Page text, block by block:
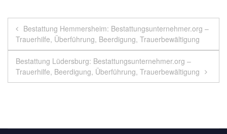
Beitragsnavigation
Bestattung Hemmersheim: Bestattungsunternehmer.org –
Trauerhilfe, Überführung, Beerdigung, Trauerbewältigung
Bestattung Lüdersburg: Bestattungsunternehmer.org –
Trauerhilfe, Beerdigung, Überführung, Trauerbewältigung